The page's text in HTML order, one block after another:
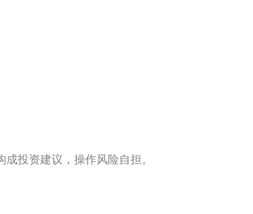
投资建议，操作风险自担。